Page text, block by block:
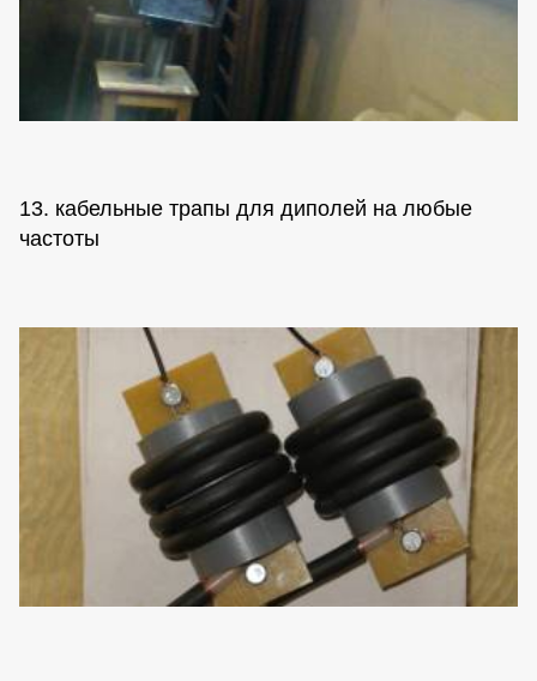
13. кабельные трапы для диполей на любые
частоты